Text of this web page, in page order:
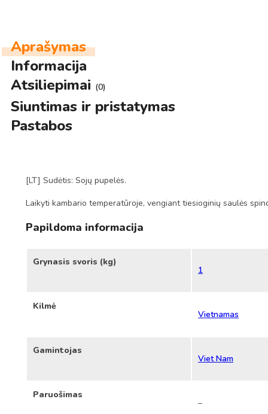
Aprašymas
Informacija
Atsiliepimai (0)
Siuntimas ir pristatymas
Pastabos
[LT] Sudėtis: Sojų pupelės.
Laikyti kambario temperatūroje, vengiant tiesioginių saulės
Papildoma informacija
Grynasis svoris (kg)
1
Kilmė
Vietnamas
Gamintojas
Viet Nam
Paruošimas
–